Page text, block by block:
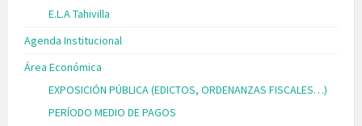
E.L.A Tahivilla
Agenda Institucional
Área Económica
EXPOSICIÓN PÚBLICA (EDICTOS, ORDENANZAS FISCALES…)
PERÍODO MEDIO DE PAGOS